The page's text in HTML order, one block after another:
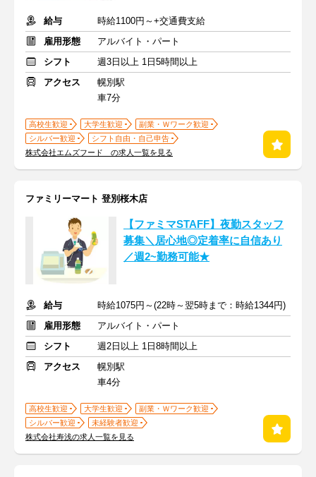
給与
時給1100円～+交通費支給
雇用形態
アルバイト・パート
シフト
週3日以上 1日5時間以上
アクセス
幌別駅
車7分
高校生歓迎 大学生歓迎
副業・Ｗワーク歓迎
シルバー歓迎
シフト自由・自己申告
株式会社エムズフード の求人一覧を見る
ファミリーマート 登別桜木店
【ファミマSTAFF】夜勤スタッフ
募集＼居心地◎定着率に自信あり
／週2~勤務可能★
給与
時給1075円～(22時～翌5時まで：時給1344円)
雇用形態
アルバイト・パート
シフト
週2日以上 1日8時間以上
アクセス
幌別駅
車4分
高校生歓迎 大学生歓迎
副業・Ｗワーク歓迎
シルバー歓迎
未経験者歓迎
株式会社寿浅の求人一覧を見る